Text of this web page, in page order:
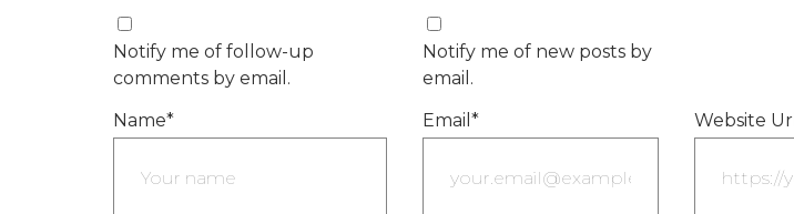
Name* Email* Website Url
Notify me of follow-up
comments by email.
Notify me of new posts by
email.